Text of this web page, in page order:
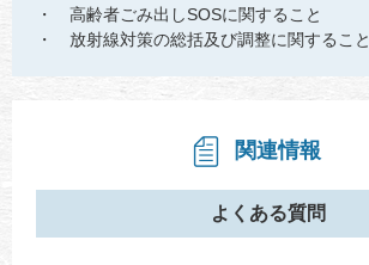
・ 高齢者ごみ出しSOSに関すること
・ 放射線対策の総括及び調整に関すること
関連情報
よくある質問